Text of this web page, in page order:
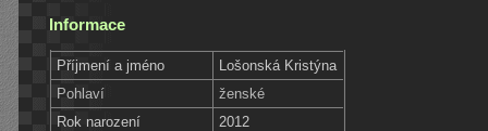
Informace
Příjmení a jméno
Lošonská Kristýna
Pohlaví
ženské
Rok narození
2012